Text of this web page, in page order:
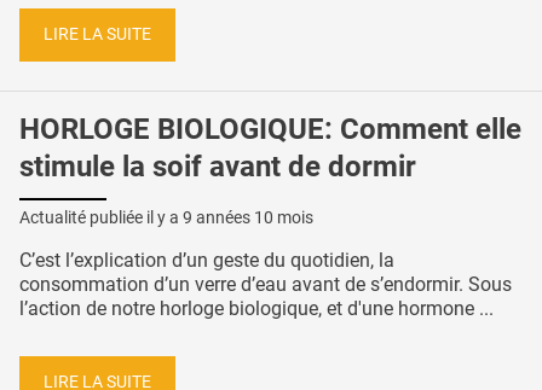
LIRE LA SUITE
HORLOGE BIOLOGIQUE: Comment elle
stimule la soif avant de dormir
Actualité publiée il y a 9 années 10 mois
C’est l’explication d’un geste du quotidien, la
consommation d’un verre d’eau avant de s’endormir. Sous
l’action de notre horloge biologique, et d'une hormone ...
LIRE LA SUITE